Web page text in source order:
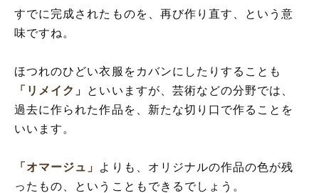
すでに完成されたものを、再び作り直す、という意
味ですね。
ほつれのひどい衣服をカバンにしたりすることも
「リメイク」 といいますが、芸術などの分野では、
過去に作られた作品を、新たな切り口で作ることを
いいます。
「オマージュ」 よりも、オリジナルの作品の色が残
ったもの、ということもできるでしょう。